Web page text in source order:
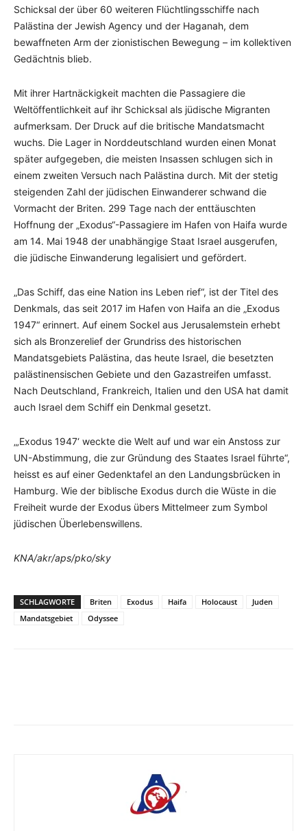
Schicksal der über 60 weiteren Flüchtlingsschiffe nach
Palästina der Jewish Agency und der Haganah, dem
bewaffneten Arm der zionistischen Bewegung – im kollektiven
Gedächtnis blieb.
Mit ihrer Hartnäckigkeit machten die Passagiere die
Weltöffentlichkeit auf ihr Schicksal als jüdische Migranten
aufmerksam. Der Druck auf die britische Mandatsmacht
wuchs. Die Lager in Norddeutschland wurden einen Monat
später aufgegeben, die meisten Insassen schlugen sich in
einem zweiten Versuch nach Palästina durch. Mit der stetig
steigenden Zahl der jüdischen Einwanderer schwand die
Vormacht der Briten. 299 Tage nach der enttäuschten
Hoffnung der „Exodus“-Passagiere im Hafen von Haifa wurde
am 14. Mai 1948 der unabhängige Staat Israel ausgerufen,
die jüdische Einwanderung legalisiert und gefördert.
„Das Schiff, das eine Nation ins Leben rief“, ist der Titel des
Denkmals, das seit 2017 im Hafen von Haifa an die „Exodus
1947“ erinnert. Auf einem Sockel aus Jerusalemstein erhebt
sich als Bronzerelief der Grundriss des historischen
Mandatsgebiets Palästina, das heute Israel, die besetzten
palästinensischen Gebiete und den Gazastreifen umfasst.
Nach Deutschland, Frankreich, Italien und den USA hat damit
auch Israel dem Schiff ein Denkmal gesetzt.
„‚Exodus 1947‘ weckte die Welt auf und war ein Anstoss zur
UN-Abstimmung, die zur Gründung des Staates Israel führte“,
heisst es auf einer Gedenktafel an den Landungsbrücken in
Hamburg. Wie der biblische Exodus durch die Wüste in die
Freiheit wurde der Exodus übers Mittelmeer zum Symbol
jüdischen Überlebenswillens.
KNA/akr/aps/pko/sky
SCHLAGWORTE Briten Exodus Haifa Holocaust
Juden
Mandatsgebiet
Odyssee